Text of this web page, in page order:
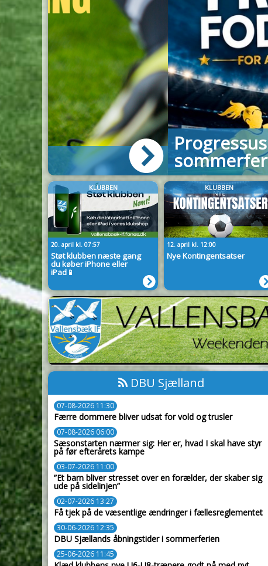
Progressus Plus-
sommerferien
KLUBBEN
20. april kl. 07:57
Støt klubben næste gang
du køber iPhone eller
iPad📱
KLUBBEN
12. april kl. 12:00
Nye Kontingentsatser
DBU Sjælland
07-08-2026 11:30
Færre dommere bliver udsat for vold og trusler
07-08-2026 06:00
Sæsonstarten nærmer sig: Her er, hvad I skal have styr
på før efterårets kampe
03-07-2026 11:00
”Et barn bliver stresset over en forælder, der skaber sig
ude på sidelinjen”
02-07-2026 13:27
Få tjek på de væsentlige ændringer i fællesreglementet
30-06-2026 12:35
DBU Sjællands åbningstider i sommerferien
25-06-2026 11:45